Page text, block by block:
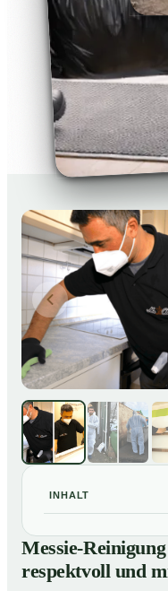
INHALT
Messie-Reinigung
System
Warum
Messie-
respektvoll und